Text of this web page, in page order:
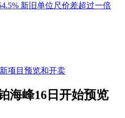
新旧单位尺价差超过一倍
项目预览和开卖
海峰16日开始预览